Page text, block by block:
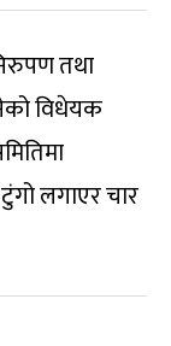
तथा
विधेयक
लगाएर चार